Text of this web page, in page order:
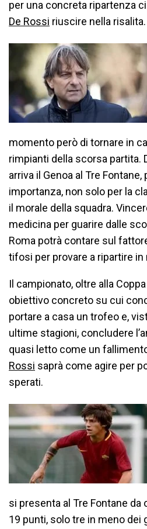
per una concreta ripartenza
De Rossi riuscire nella risalita.
momento però di tornare in
rimpianti della scorsa partita.
arriva il Genoa al Tre
importanza, non solo per la
il morale della squadra.
medicina per guarire dalle
Roma potrà contare sul
tifosi per provare a ripartire
Il campionato, oltre alla
obiettivo concreto su cui
portare a casa un trofeo e,
ultime stagioni, concludere
quasi letto come un
Rossi saprà come agire per
sperati.
si presenta al Tre Fontane
19 punti, solo tre in meno dei